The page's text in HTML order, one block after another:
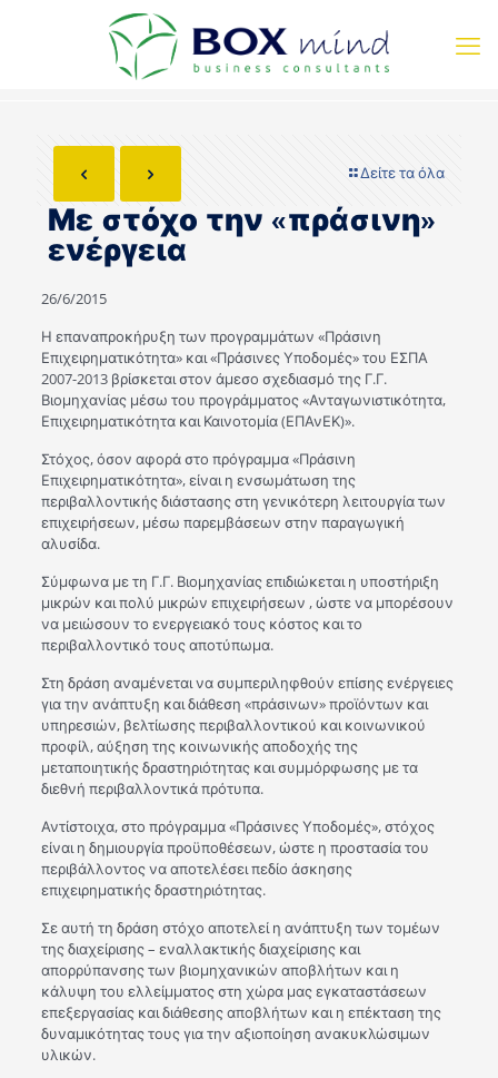
Δείτε τα όλα
Με στόχο την «πράσινη»
ενέργεια
26/6/2015
Η επαναπροκήρυξη των προγραμμάτων «Πράσινη
Επιχειρηματικότητα» και «Πράσινες Υποδομές» του ΕΣΠΑ
2007-2013 βρίσκεται στον άμεσο σχεδιασμό της Γ.Γ.
Βιομηχανίας μέσω του προγράμματος «Ανταγωνιστικότητα,
Επιχειρηματικότητα και Καινοτομία (ΕΠΑνΕΚ)».
Στόχος, όσον αφορά στο πρόγραμμα «Πράσινη
Επιχειρηματικότητα», είναι η ενσωμάτωση της
περιβαλλοντικής διάστασης στη γενικότερη λειτουργία των
επιχειρήσεων, μέσω παρεμβάσεων στην παραγωγική
αλυσίδα.
Σύμφωνα με τη Γ.Γ. Βιομηχανίας επιδιώκεται η υποστήριξη
μικρών και πολύ μικρών επιχειρήσεων , ώστε να μπορέσουν
να μειώσουν το ενεργειακό τους κόστος και το
περιβαλλοντικό τους αποτύπωμα.
Στη δράση αναμένεται να συμπεριληφθούν επίσης ενέργειες
για την ανάπτυξη και διάθεση «πράσινων» προϊόντων και
υπηρεσιών, βελτίωσης περιβαλλοντικού και κοινωνικού
προφίλ, αύξηση της κοινωνικής αποδοχής της
μεταποιητικής δραστηριότητας και συμμόρφωσης με τα
διεθνή περιβαλλοντικά πρότυπα.
Αντίστοιχα, στο πρόγραμμα «Πράσινες Υποδομές», στόχος
είναι η δημιουργία προϋποθέσεων, ώστε η προστασία του
περιβάλλοντος να αποτελέσει πεδίο άσκησης
επιχειρηματικής δραστηριότητας.
Σε αυτή τη δράση στόχο αποτελεί η ανάπτυξη των τομέων
της διαχείρισης – εναλλακτικής διαχείρισης και
απορρύπανσης των βιομηχανικών αποβλήτων και η
κάλυψη του ελλείμματος στη χώρα μας εγκαταστάσεων
επεξεργασίας και διάθεσης αποβλήτων και η επέκταση της
δυναμικότητας τους για την αξιοποίηση ανακυκλώσιμων
υλικών.